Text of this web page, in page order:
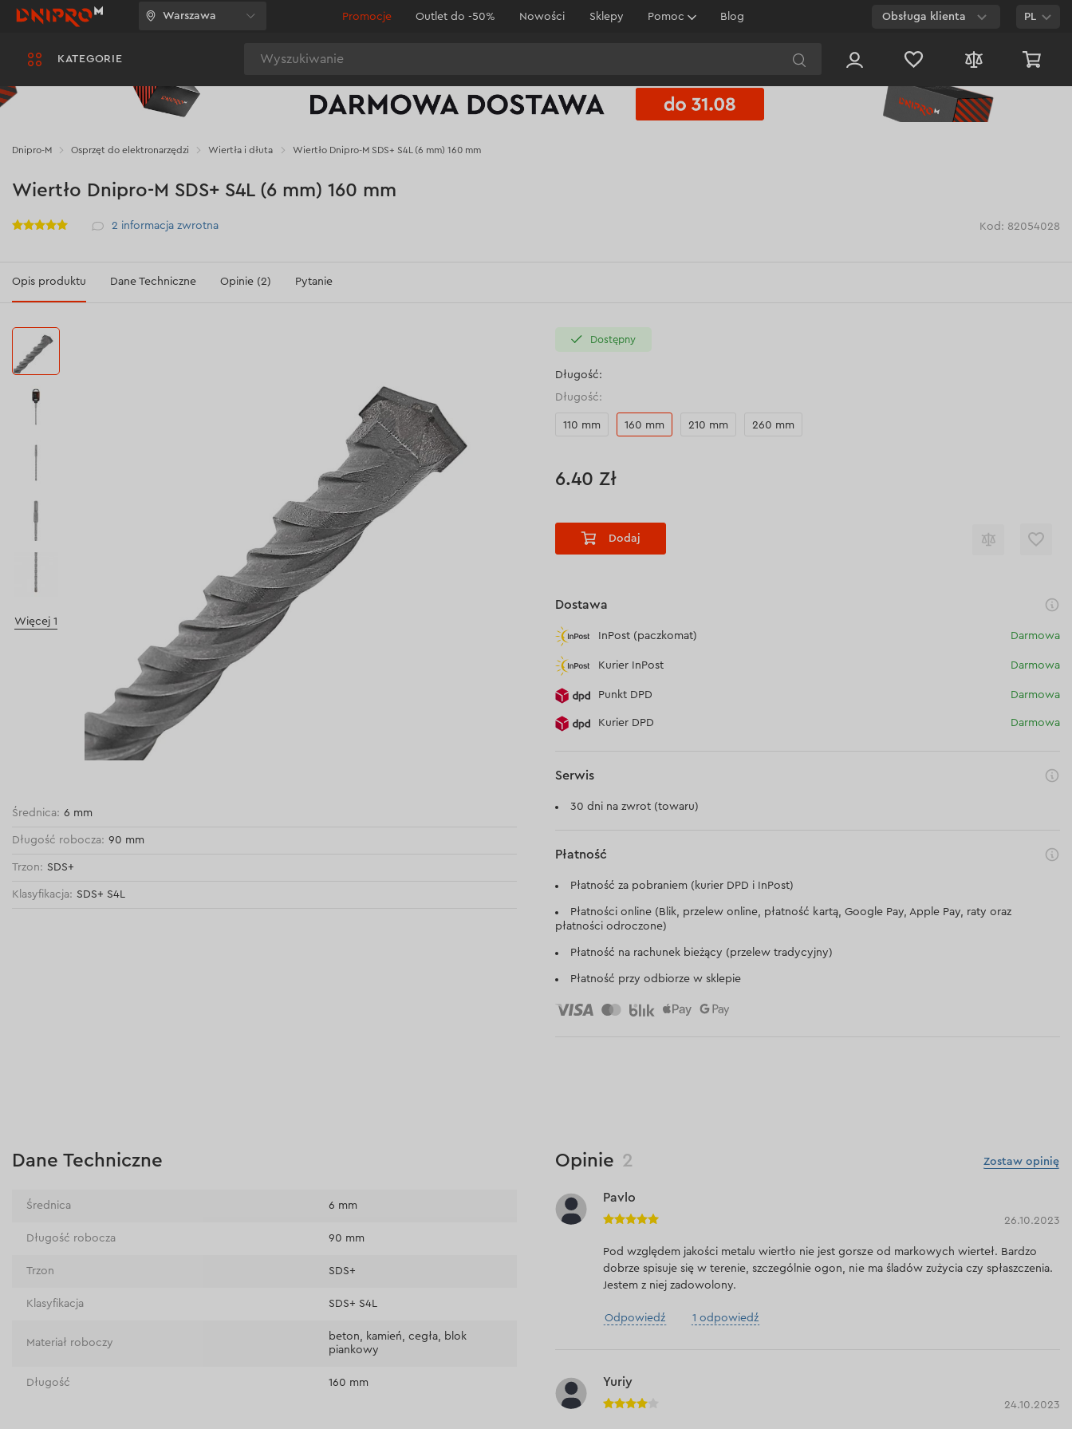
KATEGORIE
Warszawa Promocje Outlet do -50% Nowości Sklepy Pomoc Blog Obsługa klienta
Czat na
stronie
PL
Dnipro-M Osprzęt do elektronarzędzi Wiertła i dłuta Wiertło Dnipro-M SDS+ S4L (6 mm) 160 mm
Wiertło Dnipro-M SDS+ S4L (6 mm) 160 mm
Рейтинг 2 informacja zwrotna Kod: 82054028
Opis produktu Dane Techniczne Opinie (2) Pytanie
Więcej 1
Średnica: 6 mm
Długość robocza: 90 mm
Trzon: SDS+
Klasyfikacja: SDS+ S4L
Dostępny
Długość:
Długość:
110 mm 160 mm 210 mm 260 mm
6.40 Zł
Dodaj
Dostawa
InPost (paczkomat) Darmowa
Kurier InPost Darmowa
Punkt DPD Darmowa
Kurier DPD Darmowa
Serwis
30 dni na zwrot (towaru)
Płatność
Płatność za pobraniem (kurier DPD i InPost)
Płatności online (Blik, przelew online, płatność kartą, Google Pay, Apple Pay, raty oraz
płatności odroczone)
Płatność na rachunek bieżący (przelew tradycyjny)
Płatność przy odbiorze w sklepie
Dane Techniczne
Średnica 6 mm
Długość robocza 90 mm
Trzon SDS+
Klasyfikacja SDS+ S4L
Materiał roboczy
beton, kamień, cegła, blok
piankowy
Długość 160 mm
Zostaw opinię
Opinie 2
Pavlo
26.10.2023
Pod względem jakości metalu wiertło nie jest gorsze od markowych wierteł. Bardzo
dobrze spisuje się w terenie, szczególnie ogon, nie ma śladów zużycia czy spłaszczenia.
Jestem z niej zadowolony.
Odpowiedź 1 odpowiedź
Yuriy
24.10.2023